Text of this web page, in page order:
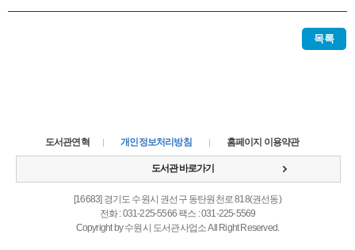
목록
도서관연혁 개인정보처리방침 홈페이지 이용약관
[16683] 경기도 수원시 권선구 동탄원천로 818(권선동)
전화 : 031-225-5566 팩스 : 031-225-5569
Copyright by 수원시 도서관사업소 All Right Reserved.
도서관 바로가기